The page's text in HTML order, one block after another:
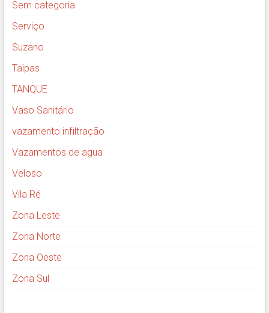
Sem categoria
Serviço
Suzano
Taipas
TANQUE
Vaso Sanitário
vazamento infiltração
Vazamentos de agua
Veloso
Vila Ré
Zona Leste
Zona Norte
Zona Oeste
Zona Sul